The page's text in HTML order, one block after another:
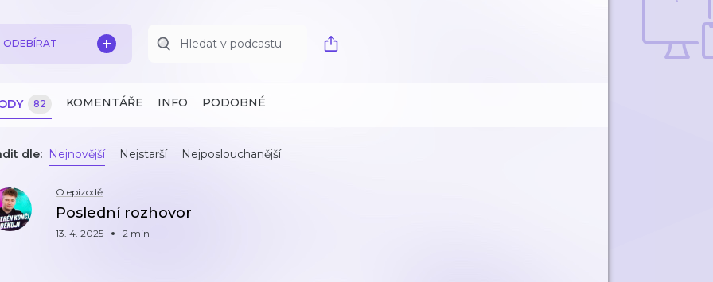
ODEBÍRAT
82 KOMENTÁŘE INFO PODOBNÉ
dle: Nejnovější Nejstarší Nejposlouchanější
O epizodě
Poslední rozhovor
13. 4. 2025 2 min